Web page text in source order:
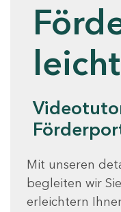
Mit unseren
begleiten wir
erleichtern